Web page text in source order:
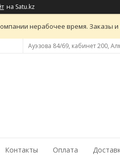
на Satu.kz
нерабочее время. Заказы
Ауэзова 84/69, кабинет 200,
Контакты Оплата